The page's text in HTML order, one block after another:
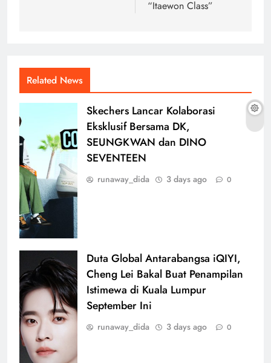
“Itaewon Class”
Related News
Skechers Lancar Kolaborasi
Eksklusif Bersama DK,
SEUNGKWAN dan DINO
SEVENTEEN
runaway_dida 3 days ago 0
Duta Global Antarabangsa iQIYI,
Cheng Lei Bakal Buat Penampilan
Istimewa di Kuala Lumpur
September Ini
runaway_dida 3 days ago 0